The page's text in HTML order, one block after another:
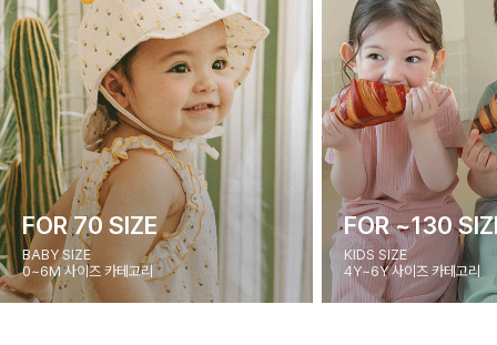
FOR 70 SIZE
BABY SIZE
0~6M 사이즈 카테고리
FOR ~130
KIDS SIZE
4Y~6Y 사이즈 카테고리